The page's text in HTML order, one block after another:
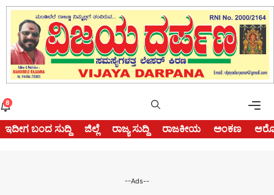
Skip
content
8
ಇದೀಗ ಬಂದ ಸುದ್ದಿ ಜಿಲ್ಲೆ ರಾಜ್ಯ ಸುದ್ದಿ ರಾಜಕೀಯ ಅಂಕಣ
--Ads--